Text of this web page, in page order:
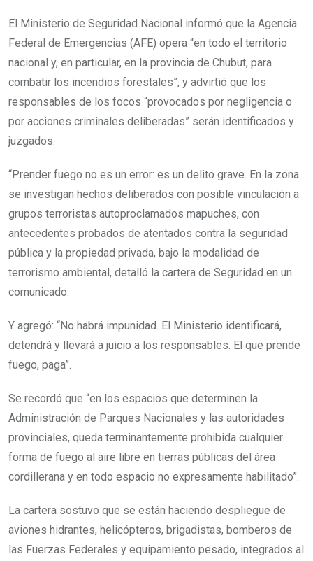
El Ministerio de Seguridad Nacional informó que la Agencia
Federal de Emergencias (AFE) opera “en todo el territorio
nacional y, en particular, en la provincia de Chubut, para
combatir los incendios forestales”, y advirtió que los
responsables de los focos “provocados por negligencia o
por acciones criminales deliberadas” serán identificados y
juzgados.
“Prender fuego no es un error: es un delito grave. En la zona
se investigan hechos deliberados con posible vinculación a
grupos terroristas autoproclamados mapuches, con
antecedentes probados de atentados contra la seguridad
pública y la propiedad privada, bajo la modalidad de
terrorismo ambiental, detalló la cartera de Seguridad en un
comunicado.
Y agregó: “No habrá impunidad. El Ministerio identificará,
detendrá y llevará a juicio a los responsables. El que prende
fuego, paga”.
Se recordó que “en los espacios que determinen la
Administración de Parques Nacionales y las autoridades
provinciales, queda terminantemente prohibida cualquier
forma de fuego al aire libre en tierras públicas del área
cordillerana y en todo espacio no expresamente habilitado”.
La cartera sostuvo que se están haciendo despliegue de
aviones hidrantes, helicópteros, brigadistas, bomberos de
las Fuerzas Federales y equipamiento pesado, integrados al